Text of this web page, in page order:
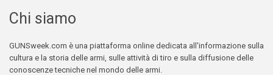
Chi siamo
GUNSweek.com è una piattaforma online dedicata all'informazione sulla
cultura e la storia delle armi, sulle attività di tiro e sulla diffusione delle
conoscenze tecniche nel mondo delle armi.